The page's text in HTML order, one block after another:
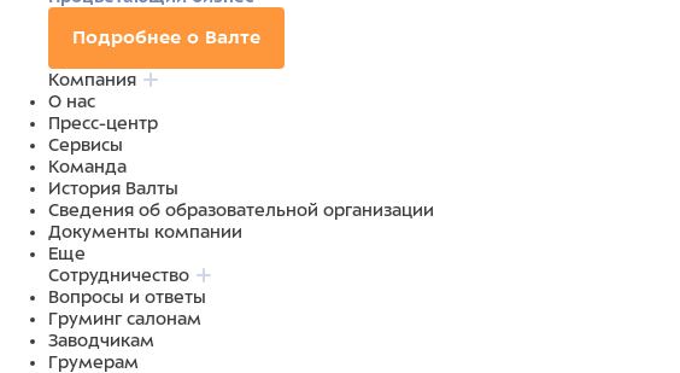
Подробнее о Валте
Компания
О нас
Пресс-центр
Сервисы
Команда
История Валты
Сведения об образовательной организации
Документы компании
Еще
Сотрудничество
Вопросы и ответы
Груминг салонам
Заводчикам
Грумерам